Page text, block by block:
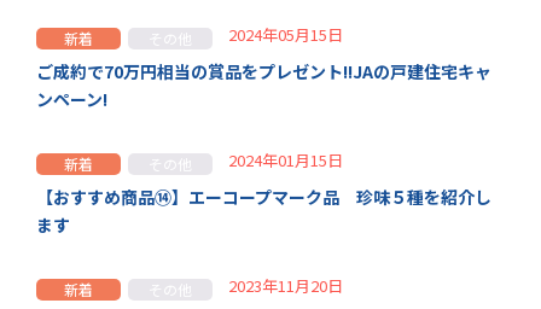
新着 その他 2024年05月15日
ご成約で70万円相当の賞品をプレゼント!!JAの戸建住宅キャ
ンペーン!
新着 その他 2024年01月15日
【おすすめ商品⑭】エーコープマーク品 珍味５種を紹介し
ます
新着 その他 2023年11月20日